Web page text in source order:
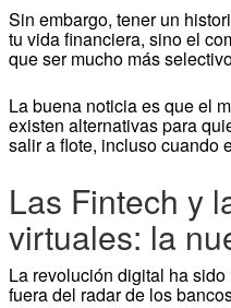
Sin embargo, tener un
tu vida financiera, sino el
que ser mucho más
La buena noticia es que el
existen alternativas para
salir a flote, incluso cuando
Las Fintech y
virtuales: la
La revolución digital ha
fuera del radar de los